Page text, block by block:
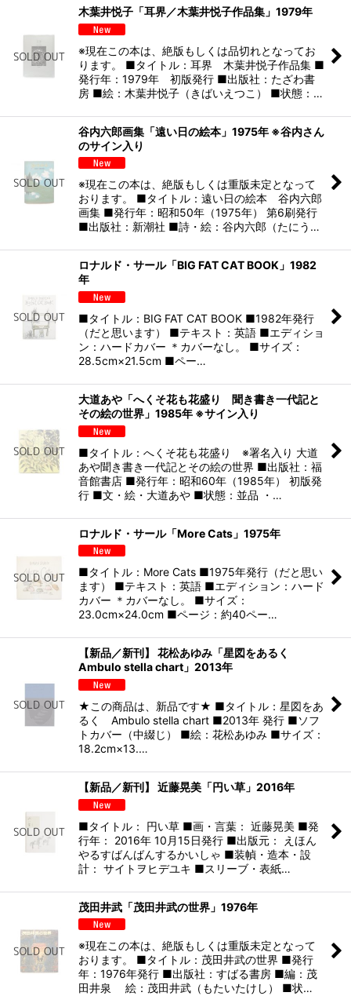
木葉井悦子「耳界／木葉井悦子作品集」1979年
※現在この本は、絶版もしくは品切れとなってお
ります。 ■タイトル：耳界 木葉井悦子作品集 ■
発行年：1979年 初版発行 ■出版社：たざわ書
房 ■絵：木葉井悦子（きばいえつこ） ■状態：…
谷内六郎画集「遠い日の絵本」1975年 ※谷内さん
のサイン入り
※現在この本は、絶版もしくは重版未定となって
おります。 ■タイトル：遠い日の絵本 谷内六郎
画集 ■発行年：昭和50年（1975年） 第6刷発行
■出版社：新潮社 ■詩・絵：谷内六郎（たにう…
ロナルド・サール「BIG FAT CAT BOOK」1982
年
■タイトル：BIG FAT CAT BOOK ■1982年発行
（だと思います） ■テキスト：英語 ■エディショ
ン：ハードカバー ＊カバーなし。 ■サイズ：
28.5cm×21.5cm ■ペー…
大道あや「へくそ花も花盛り 聞き書き一代記と
その絵の世界」1985年 ※サイン入り
■タイトル：へくそ花も花盛り ※署名入り 大道
あや聞き書き一代記とその絵の世界 ■出版社：福
音館書店 ■発行年：昭和60年（1985年） 初版発
行 ■文・絵・大道あや ■状態：並品 ・…
ロナルド・サール「More Cats」1975年
■タイトル：More Cats ■1975年発行（だと思い
ます） ■テキスト：英語 ■エディション：ハード
カバー ＊カバーなし。 ■サイズ：
23.0cm×24.0cm ■ページ：約40ペー…
【新品／新刊】 花松あゆみ「星図をあるく
Ambulo stella chart」2013年
★この商品は、新品です★ ■タイトル：星図をあ
るく Ambulo stella chart ■2013年 発行 ■ソフ
トカバー（中綴じ） ■絵：花松あゆみ ■サイズ：
18.2cm×13.…
【新品／新刊】 近藤晃美「円い草」2016年
■タイトル： 円い草 ■画・言葉： 近藤晃美 ■発
行年： 2016年 10月15日発行 ■出版元： えほん
やるすばんばんするかいしゃ ■装幀・造本・設
計： サイトヲヒデユキ ■スリーブ・表紙…
茂田井武「茂田井武の世界」1976年
※現在この本は、絶版もしくは重版未定となって
おります。 ■タイトル：茂田井武の世界 ■発行
年：1976年発行 ■出版社：すばる書房 ■編：茂
田井泉 絵：茂田井武（もたいたけし） ■状…